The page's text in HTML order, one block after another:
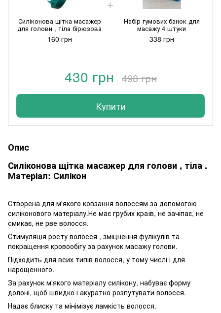
Силіконова щітка масажер
для голови , тіла бірюзова
160 грн
Набір гумових банок для
масажу 4 штуки
338 грн
430 грн 498 грн
Купити
Опис
Силіконова щітка масажер для голови , тіла .
Матеріал: Силікон
Створена для м'якого ковзання волоссям за допомогою
силіконового матеріалу.Не має грубих країв, не зачіпає, не
смикає, не рве волосся.
Стимуляція росту волосся , зміцнення фулікулів та
покращення кровообігу за рахунок масажу голови.
Підходить для всих типів волосся, у тому числі і для
нарощенного.
За рахунок м'якого матеріалу силікону, набуває форму
долоні, щоб швидко і акуратно розпутувати волосся.
Надає блиску та мінімізує ламкість волосся.